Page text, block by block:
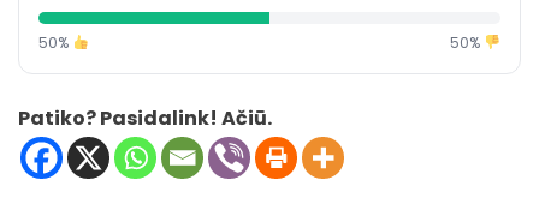
50% 50%
Patiko? Pasidalink! Ačiū.